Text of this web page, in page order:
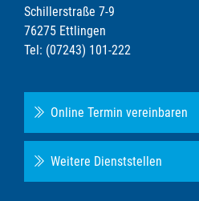
Schillerstraße 7-9
76275 Ettlingen
Tel: (07243) 101-222
Online Termin vereinbaren
Weitere Dienststellen